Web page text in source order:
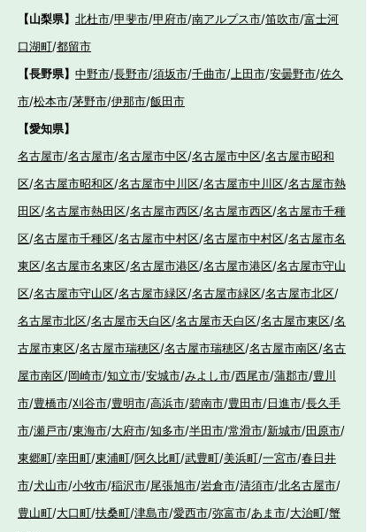
【山梨県】 北杜市/甲斐市/甲府市/南アルプス市/笛吹市/富士河
口湖町/都留市
【長野県】 中野市/長野市/須坂市/千曲市/ 上田市/安曇野市/佐久
市/松本市/茅野市/伊那市/飯田市
【愛知県】
名古屋市/名古屋市/名古屋市中区/名古屋市中区/名古屋市昭和
区/名古屋市昭和区/名古屋市中川区/名古屋市中川区/名古屋市熱
田区/名古屋市熱田区/名古屋市西区/名古屋市西区/名古屋市千種
区/名古屋市千種区/名古屋市中村区/名古屋市中村区/名古屋市名
東区/名古屋市名東区/名古屋市港区/名古屋市港区/名古屋市守山
区/名古屋市守山区/名古屋市緑区/名古屋市緑区/名古屋市北区/
名古屋市北区/名古屋市天白区/名古屋市天白区/名古屋市東区/名
古屋市東区/名古屋市瑞穂区/名古屋市瑞穂区/名古屋市南区/名古
屋市南区/岡崎市/知立市/安城市/みよし市/西尾市/蒲郡市/豊川
市/豊橋市/刈谷市/豊明市/高浜市/碧南市/豊田市/日進市/長久手
市/瀬戸市/東海市/大府市/知多市/半田市/常滑市/新城市/田原市/
東郷町/幸田町/東浦町/阿久比町/武豊町/美浜町/一宮市/春日井
市/犬山市/小牧市/稲沢市/尾張旭市/岩倉市/清須市/北名古屋市/
豊山町/大口町/扶桑町/津島市/愛西市/弥富市/あま市/大治町/蟹